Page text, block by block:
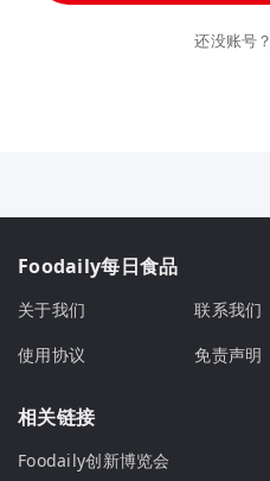
还没账号？
Foodaily每日食品
关于我们 联系我们
使用协议
免责声明
相关链接
Foodaily创新博览会